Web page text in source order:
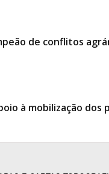
de conflitos
à mobilização